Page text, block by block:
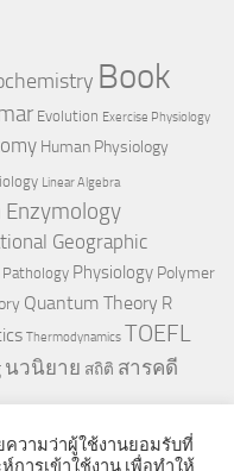
Book
Evolution Exercise Physiology
Human Physiology
Linear Algebra
Geographic
Pathology Physiology Polymer
Quantum Theory R
Thermodynamics TOEFL
นวนิยาย สถิติ สารคดี
วามว่าผู้ใช้งานยอมรับที่
การเข้าใช้งาน เพื่อทำให้